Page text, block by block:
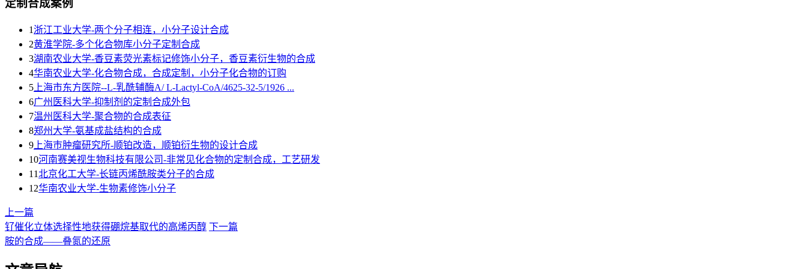
定制合成案例
1 浙江工业大学-两个分子相连，小分子设计合成
2黄淮学院-多个化合物库小分子定制合成
3湖南农业大学-香豆素荧光素标记修饰小分子，香豆素衍生物的合成
4华南农业大学-化合物合成，合成定制，小分子化合物的订购
5 上海市东方医院--L-乳酰辅酶A/ L-Lactyl-CoA/4625-32-5/1926 ...
6广州医科大学-抑制剂的定制合成外包
7温州医科大学-聚合物的合成表征
8郑州大学-氨基成盐结构的合成
9 上海巿肿瘤研究所-顺铂改造，顺铂衍生物的设计合成
10河南赛美视生物科技有限公司-非常见化合物的定制合成，工艺研发
11北京化工大学-长链丙烯酰胺类分子的合成
12华南农业大学-生物素修饰小分子
上一篇
钌催化立体选择性地获得硼烷基取代的高烯丙醇 下一篇
胺的合成——叠氮的还原